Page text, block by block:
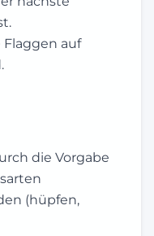
Flaggen auf
die Vorgabe
(hüpfen,